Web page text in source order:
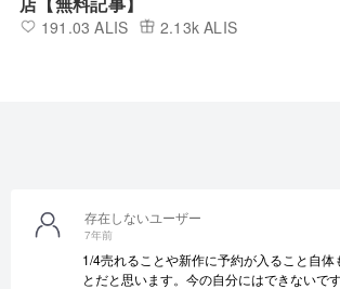
191.03 ALIS 2.13k ALIS
存在しないユーザー
7年前
1/4売れることや新作に予約が入ること自体
とだと思います。今の自分にはできないで